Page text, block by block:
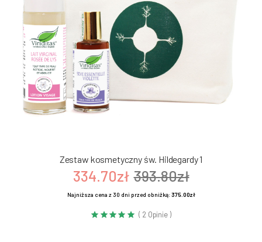
Zestaw kosmetyczny św. Hildegardy 1
334.70zł 393.80zł
Najniższa cena z 30 dni przed obniżką:375.00zł
( 2 Opinie )